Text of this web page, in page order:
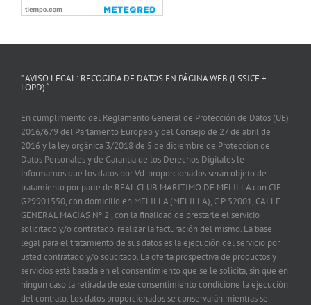
” AVISO LEGAL: RECOGIDA DE DATOS EN PÁGINA WEB (LSSICE +
LOPD) “
En cumplimiento del Reglamento General de Protección de Datos (UE)
2016/679 del Parlamento Europeo y del Consejo de 27 de abril de
2016 y la ley orgánica 3/2018 de 5 de diciembre de Protección de
Datos Personales y de Garantía de los Derechos Digitales le
informamos que los datos por Vd. proporcionados serán objeto de
tratamiento por parte de REAL CLUB MARITIMO DE MELILLA con CIF
G29901550, con domicilio en MELILLA (MELILLA), C.P. 52001, CALLE
GENERAL MACIAS Nº 2 , con la finalidad de prestarle el servicio
solicitado y/o contratado, realizar la facturación del mismo. La base
legal para el tratamiento de sus datos es la ejecución del servicio por
usted contratado y/o solicitado. La oferta prospectiva de productos y
servicios está basada en el consentimiento que se le solicita, sin que en
ningún caso la retirada de este consentimiento condicione la ejecución
del contrato. Los datos proporcionados se conservarán mientras se